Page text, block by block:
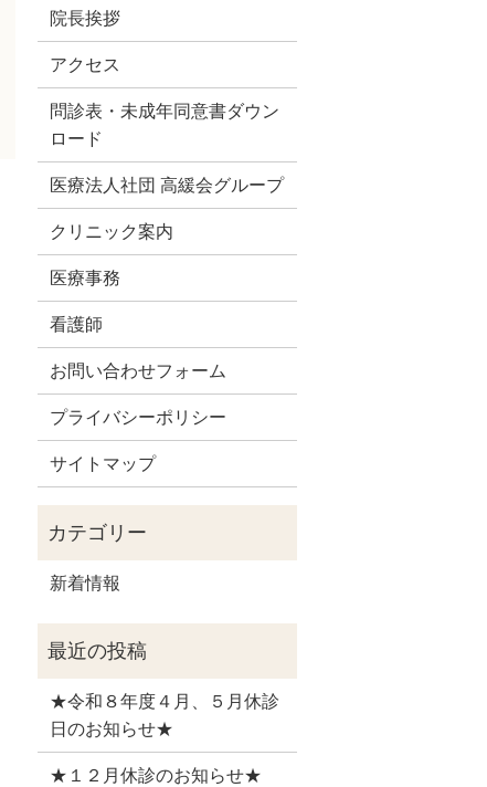
院長挨拶
アクセス
問診表・未成年同意書ダウン
ロード
医療法人社団 高緩会グループ
クリニック案内
医療事務
看護師
お問い合わせフォーム
プライバシーポリシー
サイトマップ
新着情報
★令和８年度４月、５月休診
日のお知らせ★
★１２月休診のお知らせ★